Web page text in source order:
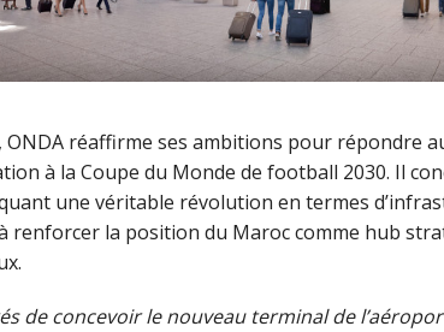
ONDA réaffirme ses ambitions pour répondre
à la Coupe du Monde de football 2030. Il
une véritable révolution en termes
renforcer la position du Maroc comme hub
de concevoir le nouveau terminal de